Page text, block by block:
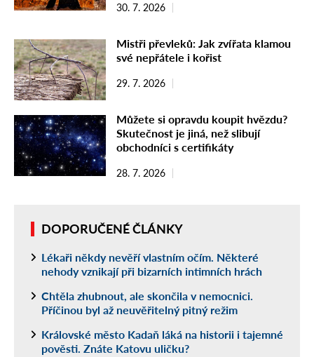
30. 7. 2026
Mistři převleků: Jak zvířata klamou
své nepřátele i kořist
29. 7. 2026
Můžete si opravdu koupit hvězdu?
Skutečnost je jiná, než slibují
obchodníci s certifikáty
28. 7. 2026
DOPORUČENÉ ČLÁNKY
Lékaři někdy nevěří vlastním očím. Některé
nehody vznikají při bizarních intimních hrách
Chtěla zhubnout, ale skončila v nemocnici.
Příčinou byl až neuvěřitelný pitný režim
Královské město Kadaň láká na historii i tajemné
pověsti. Znáte Katovu uličku?